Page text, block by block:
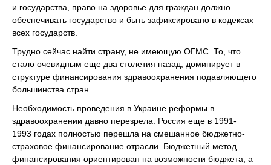
и государства, право на здоровье для граждан должно
обеспечивать государство и быть зафиксировано в кодексах
всех государств.
Трудно сейчас найти страну, не имеющую ОГМС. То, что
стало очевидным еще два столетия назад, доминирует в
структуре финансирования здравоохранения подавляющего
большинства стран.
Необходимость проведения в Украине реформы в
здравоохранении давно перезрела. Россия еще в 1991-
1993 годах полностью перешла на смешанное бюджетно-
страховое финансирование отрасли. Бюджетный метод
финансирования ориентирован на возможности бюджета, а